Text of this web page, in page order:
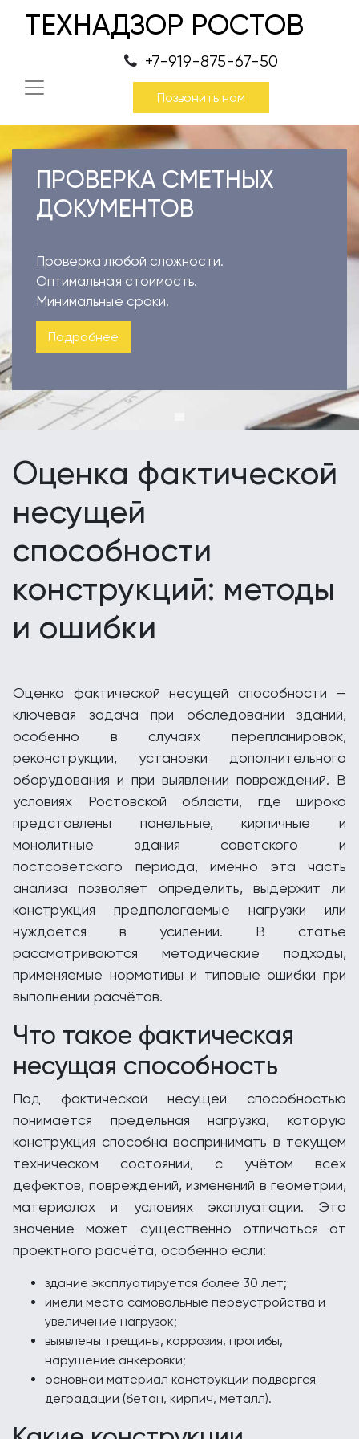
ТЕХНАДЗОР РОСТОВ
+7-919-875-67-50
Позвонить нам
ПРОВЕРКА СМЕТНЫХ
ДОКУМЕНТОВ
Проверка любой сложности.
Оптимальная стоимость.
Минимальные сроки.
Подробнее
Оценка фактической
несущей
способности
конструкций: методы
и ошибки
Оценка фактической несущей способности —
ключевая задача при обследовании зданий,
особенно в случаях перепланировок,
реконструкции, установки дополнительного
оборудования и при выявлении повреждений. В
условиях Ростовской области, где широко
представлены панельные, кирпичные и
монолитные здания советского и
постсоветского периода, именно эта часть
анализа позволяет определить, выдержит ли
конструкция предполагаемые нагрузки или
нуждается в усилении. В статье
рассматриваются методические подходы,
применяемые нормативы и типовые ошибки при
выполнении расчётов.
Что такое фактическая
несущая способность
Под фактической несущей способностью
понимается предельная нагрузка, которую
конструкция способна воспринимать в текущем
техническом состоянии, с учётом всех
дефектов, повреждений, изменений в геометрии,
материалах и условиях эксплуатации. Это
значение может существенно отличаться от
проектного расчёта, особенно если:
здание эксплуатируется более 30 лет;
имели место самовольные переустройства и
увеличение нагрузок;
выявлены трещины, коррозия, прогибы,
нарушение анкеровки;
основной материал конструкции подвергся
деградации (бетон, кирпич, металл).